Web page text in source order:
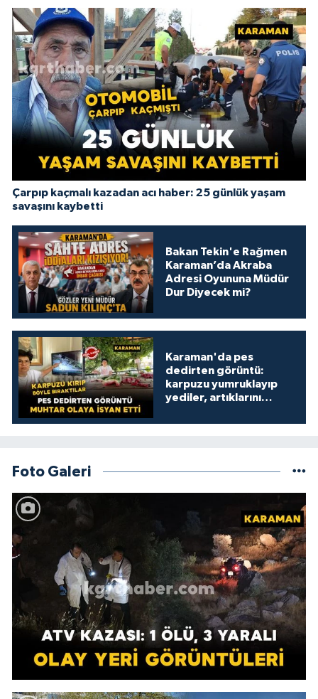
Çarpıp kaçmalı kazadan acı haber: 25 günlük yaşam
savaşını kaybetti
Bakan Tekin'e Rağmen
Karaman’da Akraba
Adresi Oyununa Müdür
Dur Diyecek mi?
Karaman'da pes
dedirten görüntü:
karpuzu yumruklayıp
yediler, artıklarını
Foto Galeri